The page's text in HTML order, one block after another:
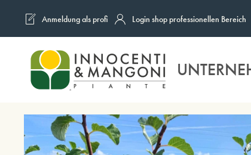
Skip to main content
Anmeldung als profi Login shop professionellen Bereich